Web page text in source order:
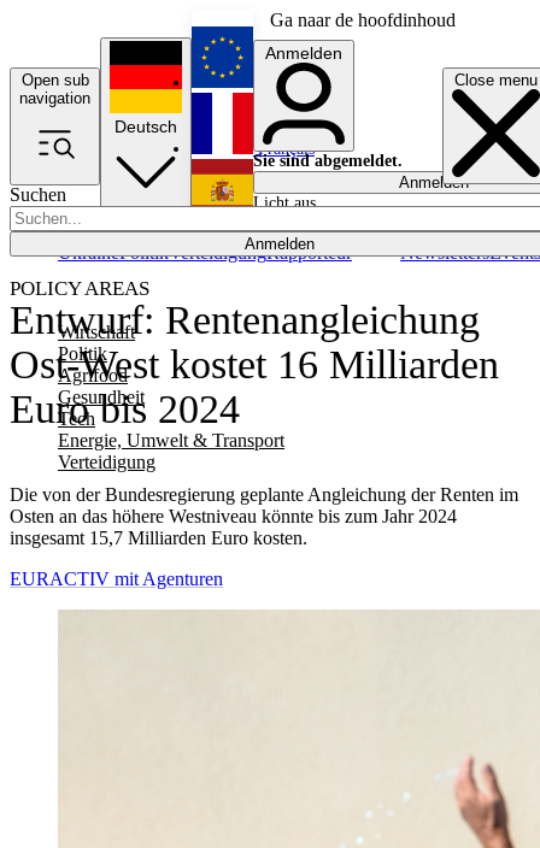
Ga naar de hoofdinhoud
Open sub
navigation
Close menu
Suchen
Anmelden
POLICY AREAS
Wirtschaft
Politik
Agrifood
Gesundheit
Tech
Energie, Umwelt & Transport
Verteidigung
UkrainePolitikVerteidigungRapporteur NewslettersEvents
Deutsch
English
Français
Anmelden
Sie sind abgemeldet.
Anmelden
Licht aus
Entwurf: Rentenangleichung
Ost-West kostet 16 Milliarden
Euro bis 2024
Die von der Bundesregierung geplante Angleichung der Renten im
Osten an das höhere Westniveau könnte bis zum Jahr 2024
insgesamt 15,7 Milliarden Euro kosten.
EURACTIV mit Agenturen